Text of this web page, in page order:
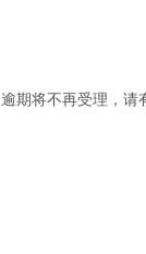
逾期将不再受理，请